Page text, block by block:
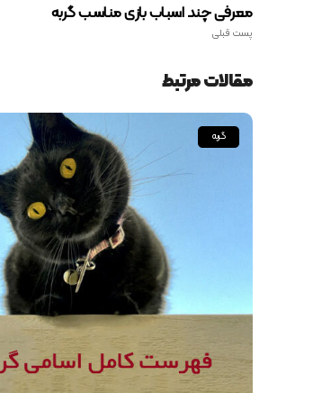
معرفی چند اسباب بازی مناسب گربه
پست قبلی
مقالات مرتبط
گربه